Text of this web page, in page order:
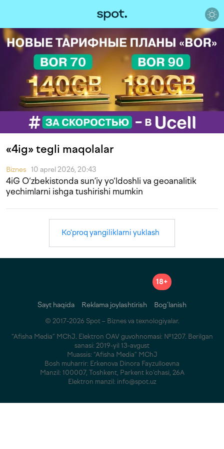
«4ig» tegli maqolalar
Biznes 10 aprel 2026, 20:43
4iG O‘zbekistonda sun’iy yo‘ldoshli va geoanalitik
yechimlarni ishga tushirishi mumkin
Ko'proq yangiliklarni yuklash
18+
Sayt haqida Reklama joylashtirish Bog‘lanish
© 2017-2026 Spot – Biznes va texnologiyalar.
“Afisha Media” MChJ. Elektron OAV guvohnomasi: №1207. Berilgan
sanasi: 2019-yil 13-avgust
Muassis: “Afisha Media” MChJ
Bosh muharrir: Erkenova Dinora Fayzulloevna
Manzil: 100007, Toshkent, Parkent ko‘chasi, 26A
Elektron manzil: info@spot.uz